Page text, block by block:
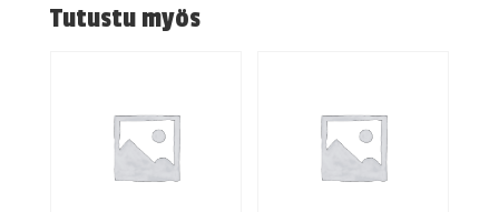
Tutustu myös